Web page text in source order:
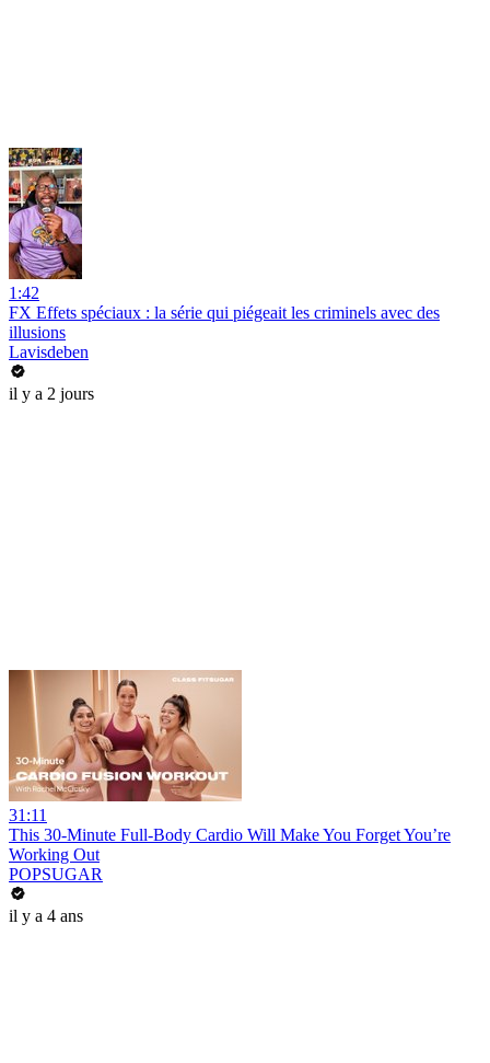
1:42
FX Effets spéciaux : la série qui piégeait les criminels avec des
illusions
Lavisdeben
il y a 2 jours
31:11
This 30-Minute Full-Body Cardio Will Make You Forget You’re
Working Out
POPSUGAR
il y a 4 ans